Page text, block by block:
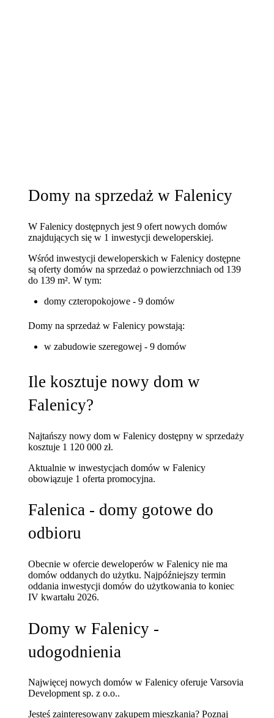
Domy na sprzedaż w Falenicy
W Falenicy dostępnych jest 9 ofert nowych domów
znajdujących się w 1 inwestycji deweloperskiej.
Wśród inwestycji deweloperskich w Falenicy dostępne
są oferty domów na sprzedaż o powierzchniach od 139
do 139 m². W tym:
domy czteropokojowe - 9 domów
Domy na sprzedaż w Falenicy powstają:
w zabudowie szeregowej - 9 domów
Ile kosztuje nowy dom w
Falenicy?
Najtańszy nowy dom w Falenicy dostępny w sprzedaży
kosztuje 1 120 000 zł.
Aktualnie w inwestycjach domów w Falenicy
obowiązuje 1 oferta promocyjna.
Falenica - domy gotowe do
odbioru
Obecnie w ofercie deweloperów w Falenicy nie ma
domów oddanych do użytku. Najpóźniejszy termin
oddania inwestycji domów do użytkowania to koniec
IV kwartału 2026.
Domy w Falenicy -
udogodnienia
Najwięcej nowych domów w Falenicy oferuje Varsovia
Development sp. z o.o..
Jesteś zainteresowany zakupem mieszkania? Poznaj